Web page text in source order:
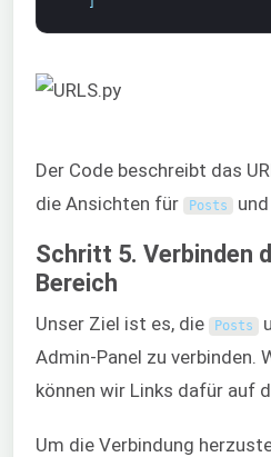
Der Code beschreibt das
die Ansichten für
Posts und
Schritt 5. Verbinden
Bereich
Unser Ziel ist es, die Posts
Admin-Panel zu verbinden.
können wir Links dafür auf
Um die Verbindung